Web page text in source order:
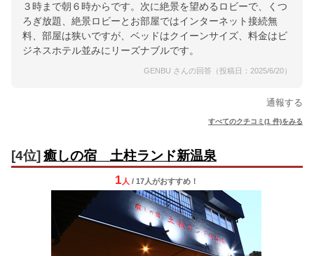
３時まで朝６時からです。次に絶景を望めるロビーで、くつ
ろぎ放題、絶景ロビーとお部屋ではインターネット接続無
料、部屋は狭いですが、ベッドはクイーンサイズ、料金はビ
ジネスホテル並みにリーズナブルです。
GENBU さんの回答（投稿日：2025/6/20）
通報する
すべてのクチコミ(1 件)をみる
[4位] 癒しの宿 土柱ランド新温泉
1 人 / 17人がおすすめ！